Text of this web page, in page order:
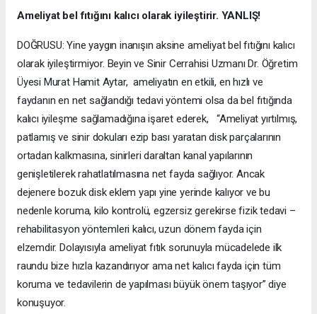
Ameliyat bel fıtığını kalıcı olarak iyileştirir. YANLIŞ!
DOĞRUSU: Yine yaygın inanışın aksine ameliyat bel fıtığını kalıcı
olarak iyileştirmiyor. Beyin ve Sinir Cerrahisi Uzmanı Dr. Öğretim
Üyesi Murat Hamit Aytar, ameliyatın en etkili, en hızlı ve
faydanın en net sağlandığı tedavi yöntemi olsa da bel fıtığında
kalıcı iyileşme sağlamadığına işaret ederek, “Ameliyat yırtılmış,
patlamış ve sinir dokuları ezip bası yaratan disk parçalarının
ortadan kalkmasına, sinirleri daraltan kanal yapılarının
genişletilerek rahatlatılmasına net fayda sağlıyor. Ancak
dejenere bozuk disk eklem yapı yine yerinde kalıyor ve bu
nedenle koruma, kilo kontrolü, egzersiz gerekirse fizik tedavi –
rehabilitasyon yöntemleri kalıcı, uzun dönem fayda için
elzemdir. Dolayısıyla ameliyat fıtık sorunuyla mücadelede ilk
raundu bize hızla kazandırıyor ama net kalıcı fayda için tüm
koruma ve tedavilerin de yapılması büyük önem taşıyor” diye
konuşuyor.